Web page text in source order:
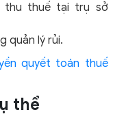
thu thuế tại trụ sở
quản lý rủi.
quyết toán thuế
thể